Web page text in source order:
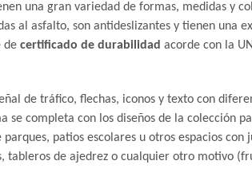
una gran variedad de formas, medidas y
al asfalto, son antideslizantes y tienen una
de certificado de durabilidad acorde con la
de tráfico, flechas, iconos y texto con
se completa con los diseños de la colección
patios escolares u otros espacios con
tableros de ajedrez o cualquier otro motivo